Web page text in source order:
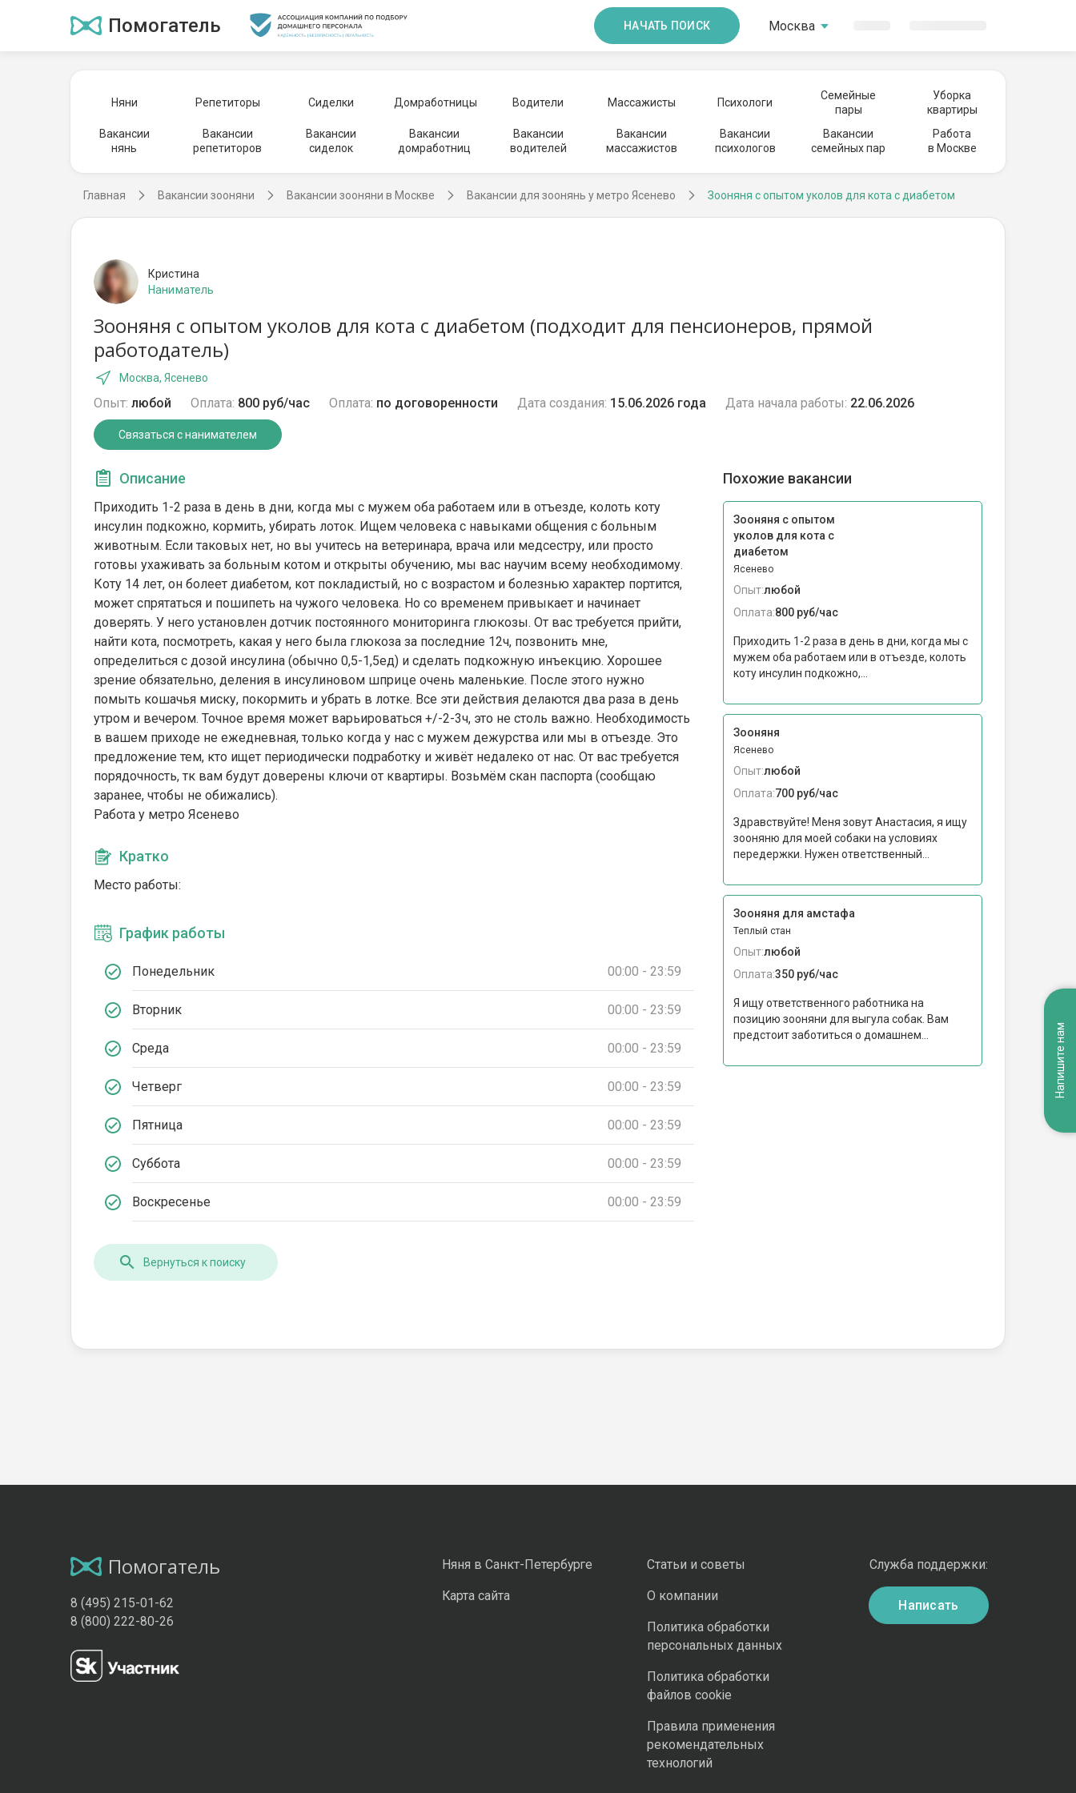
Помогатель НАЧАТЬ ПОИСК Москва
Няни Репетиторы Сиделки Домработницы Водители Массажисты Психологи
Семейные
пары
Уборка
квартиры
Вакансии
нянь
Вакансии
репетиторов
Вакансии
сиделок
Вакансии
домработниц
Вакансии
водителей
Вакансии
массажистов
Вакансии
психологов
Вакансии
семейных пар
Работа
в Москве
Главная Вакансии зооняни Вакансии зооняни в Москве Вакансии для зоонянь у метро Ясенево Зооняня с опытом уколов для кота с диабетом
Кристина
Наниматель
Зооняня с опытом уколов для кота с диабетом (подходит для пенсионеров, прямой
работодатель)
Москва, Ясенево
Опыт: любой Оплата: 800 руб/час Оплата: по договоренности Дата создания: 15.06.2026 года Дата начала работы: 22.06.2026
Связаться с нанимателем
Описание
Приходить 1-2 раза в день в дни, когда мы с мужем оба работаем или в отъезде, колоть коту
инсулин подкожно, кормить, убирать лоток. Ищем человека с навыками общения с больным
животным. Если таковых нет, но вы учитесь на ветеринара, врача или медсестру, или просто
готовы ухаживать за больным котом и открыты обучению, мы вас научим всему необходимому.
Коту 14 лет, он болеет диабетом, кот покладистый, но с возрастом и болезнью характер портится,
может спрятаться и пошипеть на чужого человека. Но со временем привыкает и начинает
доверять. У него установлен дотчик постоянного мониторинга глюкозы. От вас требуется прийти,
найти кота, посмотреть, какая у него была глюкоза за последние 12ч, позвонить мне,
определиться с дозой инсулина (обычно 0,5-1,5ед) и сделать подкожную инъекцию. Хорошее
зрение обязательно, деления в инсулиновом шприце очень маленькие. После этого нужно
помыть кошачья миску, покормить и убрать в лотке. Все эти действия делаются два раза в день
утром и вечером. Точное время может варьироваться +/-2-3ч, это не столь важно. Необходимость
в вашем приходе не ежедневная, только когда у нас с мужем дежурства или мы в отъезде. Это
предложение тем, кто ищет периодически подработку и живёт недалеко от нас. От вас требуется
порядочность, тк вам будут доверены ключи от квартиры. Возьмём скан паспорта (сообщаю
заранее, чтобы не обижались).
Работа у метро Ясенево
Кратко
Место работы:
График работы
Понедельник 00:00 - 23:59
Вторник 00:00 - 23:59
Среда 00:00 - 23:59
Четверг 00:00 - 23:59
Пятница 00:00 - 23:59
Суббота 00:00 - 23:59
Воскресенье 00:00 - 23:59
Похожие вакансии
Зооняня с опытом
уколов для кота с
диабетом
Ясенево
Опыт:любой
Оплата:800 руб/час
Приходить 1-2 раза в день в дни, когда мы с
мужем оба работаем или в отъезде, колоть
коту инсулин подкожно,...
Зооняня
Ясенево
Опыт:любой
Оплата:700 руб/час
Здравствуйте! Меня зовут Анастасия, я ищу
зооняню для моей собаки на условиях
передержки. Нужен ответственный...
Зооняня для амстафа
Теплый стан
Опыт:любой
Оплата:350 руб/час
Я ищу ответственного работника на
позицию зооняни для выгула собак. Вам
предстоит заботиться о домашнем...
Вернуться к поиску
Помогатель
8 (495) 215-01-62
8 (800) 222-80-26
Няня в Санкт-Петербурге
Карта сайта
Статьи и советы
О компании
Политика обработки
персональных данных
Политика обработки
файлов cookie
Правила применения
рекомендательных
технологий
Служба поддержки:
Написать
Напишите нам